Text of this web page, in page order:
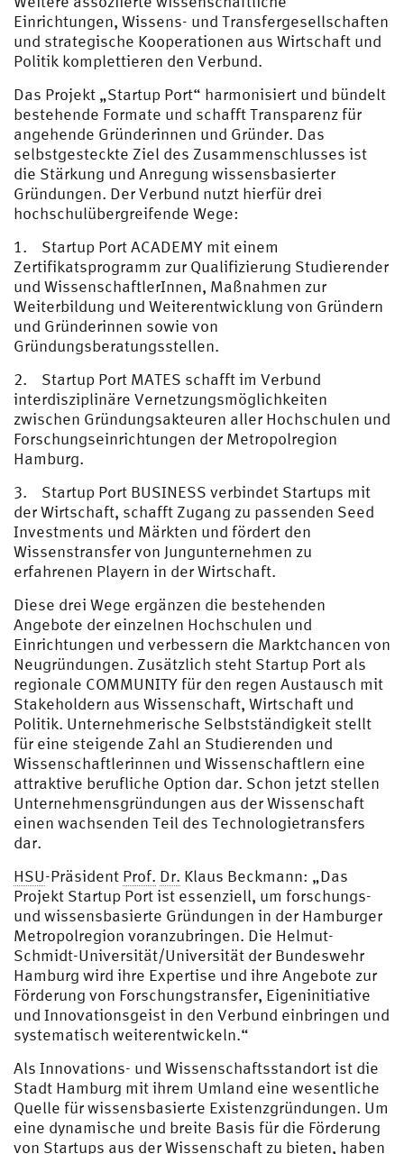
Einrichtungen, Wissens- und Transfergesellschaften
und strategische Kooperationen aus Wirtschaft und
Politik komplettieren den Verbund.
Das Projekt „Startup Port“ harmonisiert und bündelt
bestehende Formate und schafft Transparenz für
angehende Gründerinnen und Gründer. Das
selbstgesteckte Ziel des Zusammenschlusses ist
die Stärkung und Anregung wissensbasierter
Gründungen. Der Verbund nutzt hierfür drei
hochschulübergreifende Wege:
1. Startup Port ACADEMY mit einem
Zertifikatsprogramm zur Qualifizierung Studierender
und WissenschaftlerInnen, Maßnahmen zur
Weiterbildung und Weiterentwicklung von Gründern
und Gründerinnen sowie von
Gründungsberatungsstellen.
2. Startup Port MATES schafft im Verbund
interdisziplinäre Vernetzungsmöglichkeiten
zwischen Gründungsakteuren aller Hochschulen und
Forschungseinrichtungen der Metropolregion
Hamburg.
3. Startup Port BUSINESS verbindet Startups mit
der Wirtschaft, schafft Zugang zu passenden Seed
Investments und Märkten und fördert den
Wissenstransfer von Jungunternehmen zu
erfahrenen Playern in der Wirtschaft.
Diese drei Wege ergänzen die bestehenden
Angebote der einzelnen Hochschulen und
Einrichtungen und verbessern die Marktchancen von
Neugründungen. Zusätzlich steht Startup Port als
regionale COMMUNITY für den regen Austausch mit
Stakeholdern aus Wissenschaft, Wirtschaft und
Politik. Unternehmerische Selbstständigkeit stellt
für eine steigende Zahl an Studierenden und
Wissenschaftlerinnen und Wissenschaftlern eine
attraktive berufliche Option dar. Schon jetzt stellen
Unternehmensgründungen aus der Wissenschaft
einen wachsenden Teil des Technologietransfers
dar.
HSU-Präsident Prof. Dr. Klaus Beckmann: „Das
Projekt Startup Port ist essenziell, um forschungs-
und wissensbasierte Gründungen in der Hamburger
Metropolregion voranzubringen. Die Helmut-
Schmidt-Universität/Universität der Bundeswehr
Hamburg wird ihre Expertise und ihre Angebote zur
Förderung von Forschungstransfer, Eigeninitiative
und Innovationsgeist in den Verbund einbringen und
systematisch weiterentwickeln.“
Als Innovations- und Wissenschaftsstandort ist die
Stadt Hamburg mit ihrem Umland eine wesentliche
Quelle für wissensbasierte Existenzgründungen. Um
eine dynamische und breite Basis für die Förderung
von Startups aus der Wissenschaft zu bieten, haben